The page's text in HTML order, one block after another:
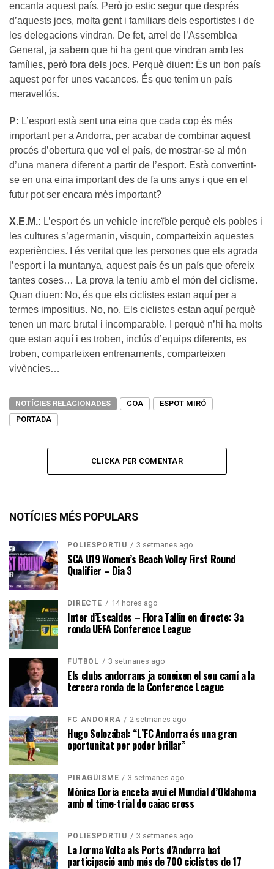
encanta aquest país. Però jo estic segur que després
d’aquests jocs, molta gent i familiars dels esportistes i de
les delegacions vindran. De fet, arrel de l’Assemblea
General, ja sabem que hi ha gent que vindran amb les
famílies, però fora dels jocs. Perquè diuen: És un bon país
aquest per fer unes vacances. És que tenim un país
meravellós.
P: L’esport està sent una eina que cada cop és més
important per a Andorra, per acabar de combinar aquest
procés d’obertura que vol el país, de mostrar-se al món
d’una manera diferent a partir de l’esport. Està convertint-
se en una eina important des de fa uns anys i que en el
futur pot ser encara més important?
X.E.M.: L’esport és un vehicle increïble perquè els pobles i
les cultures s’agermanin, visquin, comparteixin aquestes
experiències. I és veritat que les persones que els agrada
l’esport i la muntanya, aquest país és un país que ofereix
tantes coses… La prova la teniu amb el món del ciclisme.
Quan diuen: No, és que els ciclistes estan aquí per a
termes impositius. No, no. Els ciclistes estan aquí perquè
tenen un marc brutal i incomparable. I perquè n’hi ha molts
que estan aquí i es troben, inclús d’equips diferents, es
troben, comparteixen entrenaments, comparteixen
vivències…
NOTÍCIES RELACIONADES COA
ESPOT MIRÓ
PORTADA
CLICKA PER COMENTAR
NOTÍCIES MÉS POPULARS
POLIESPORTIU 3 setmanes ago
SCA U19 Women’s Beach Volley First Round
Qualifier – Dia 3
DIRECTE 14 hores ago
Inter d’Escaldes – Flora Tallin en directe: 3a
ronda UEFA Conference League
FUTBOL 3 setmanes ago
Els clubs andorrans ja coneixen el seu camí a la
tercera ronda de la Conference League
FC ANDORRA 2 setmanes ago
Hugo Solozábal: “L’FC Andorra és una gran
oportunitat per poder brillar”
PIRAGÜISME 3 setmanes ago
Mònica Doria enceta avui el Mundial d’Oklahoma
amb el time-trial de caiac cross
POLIESPORTIU 3 setmanes ago
La Jorma Volta als Ports d’Andorra bat
participació amb més de 700 ciclistes de 17